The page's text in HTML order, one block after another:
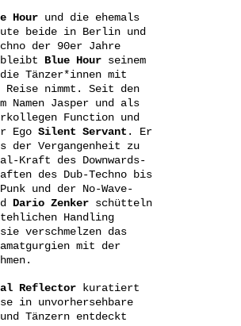
Hourund die ehemals
beide in Berlin und
der 90er Jahre
bleibt Blue Hourseinem
Tänzer*innen mit
Reise nimmt. Seit den
Namen Jasper und als
Function und
Ego Silent Servant . Er
der Vergangenheit zu
Kraft des Downwards-
des Dub-Techno bis
und der No-Wave-
Dario Zenkerschütteln
Handling
verschmelzen das
mit der
Reflectorkuratiert
in unvorhersehbare
Tänzern entdeckt